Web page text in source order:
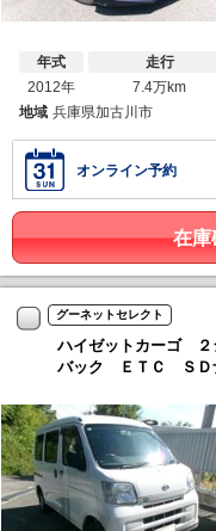
年式
2012年
走行
7.4万km
地域 兵庫県加古川市
オンライン予約
在庫
グーネットセレクト
ハイゼットカーゴ
バック ＥＴＣ ＳＤ